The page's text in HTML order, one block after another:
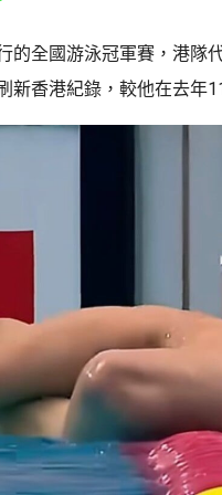
的全國游泳冠軍賽，港隊
新香港紀錄，較他在去年